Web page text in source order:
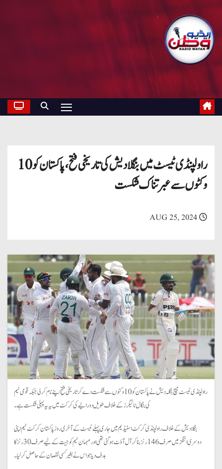
راولپنڈی ٹیسٹ میں بنگلادیش کی تاریخی فتح، پاکستان کو 10
وکٹوں سے عبرتناک شکست
AUG 25, 2024
راولپنڈی ٹیسٹ میچ بنگلہ دیش نے پاکستان کو 10 وکٹوں سے شکست دے کر تاریخی فتح اپنے نام کرلی جبکہ قومی ٹیم
کی بنگال ٹائیگرز کے خلاف طویل دورانیے کی کرکٹ میں یہ یہ پہلی شکست ہے۔
بنگلادیش کے خلاف راولپنڈی کرکٹ اسٹیڈیم میں جاری پہلے ٹیسٹ کے آخری روز پاکستان کرکٹ ٹیم اپنی
دوسری اننگز میں صرف 146 رنز بناکر آل آؤٹ ہوگئی تھی اور مہمان ٹیم کو جیت کے لیے صرف 30 رنز کا
ہدف دیا جو اس نے بغیر کسی نقصان کے حاصل کرلیا۔